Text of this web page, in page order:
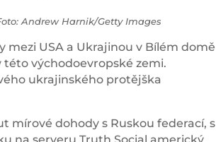
Andrew Harnik/Getty Images
USA a Ukrajinou v Bílém domě
východoevropské zemi.
ukrajinského protějška
mírové dohody s Ruskou federací, s